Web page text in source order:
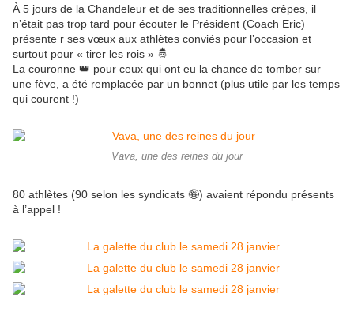
À 5 jours de la Chandeleur et de ses traditionnelles crêpes, il
n’était pas trop tard pour écouter le Président (Coach Eric)
présente r ses vœux aux athlètes conviés pour l’occasion et
surtout pour « tirer les rois » 🤴
La couronne 👑 pour ceux qui ont eu la chance de tomber sur
une fève, a été remplacée par un bonnet (plus utile par les temps
qui courent !)
Vava, une des reines du jour
80 athlètes (90 selon les syndicats 🤪) avaient répondu présents
à l’appel !